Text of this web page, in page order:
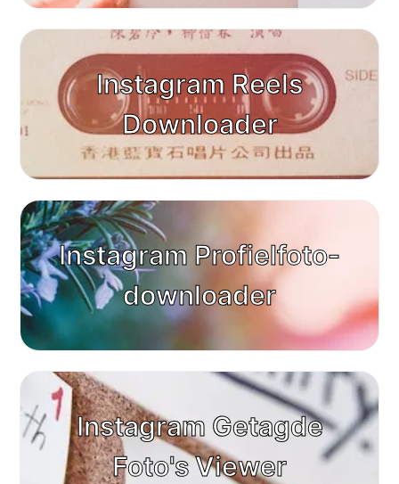
Instagram Reels
Downloader
Instagram Profielfoto-
downloader
Instagram Getagde
Foto's Viewer